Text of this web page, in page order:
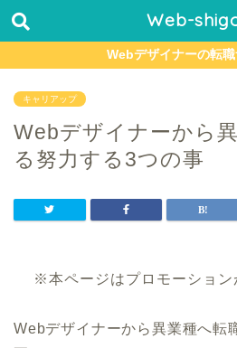
Web-
Webデザイナーの転
キャリアップ
Webデザイナーから
る努力する3つの事
※本ページはプロモーション
Webデザイナーから異業種へ転